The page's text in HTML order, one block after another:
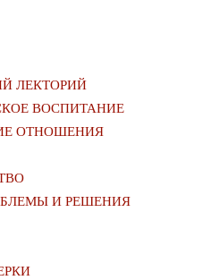
ЛЕКТОРИЙ
ВОСПИТАНИЕ
ОТНОШЕНИЯ
И РЕШЕНИЯ